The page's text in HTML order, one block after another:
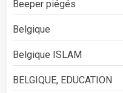
Beeper piégés
Belgique
Belgique ISLAM
BELGIQUE, EDUCATION